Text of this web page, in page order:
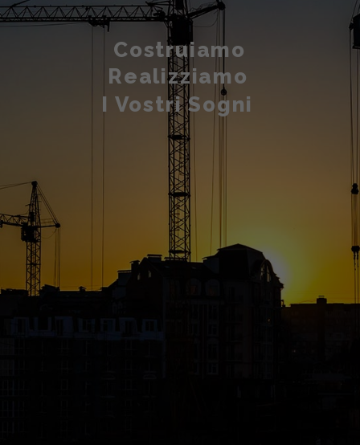
Costruiamo
Realizziamo
I Vostri Sogni